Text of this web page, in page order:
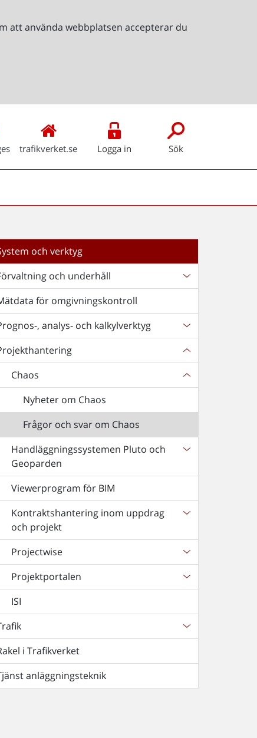
att använda webbplatsen accepterar du
trafikverket.se Logga in Sök
och verktyg
och underhåll
för omgivningskontroll
, analys- och kalkylverktyg
Chaos
Nyheter om Chaos
Frågor och svar om Chaos
Handläggningssystemen Pluto och
Geoparden
Viewerprogram för BIM
Kontraktshantering inom uppdrag
och projekt
Projectwise
Projektportalen
ISI
i Trafikverket
anläggningsteknik